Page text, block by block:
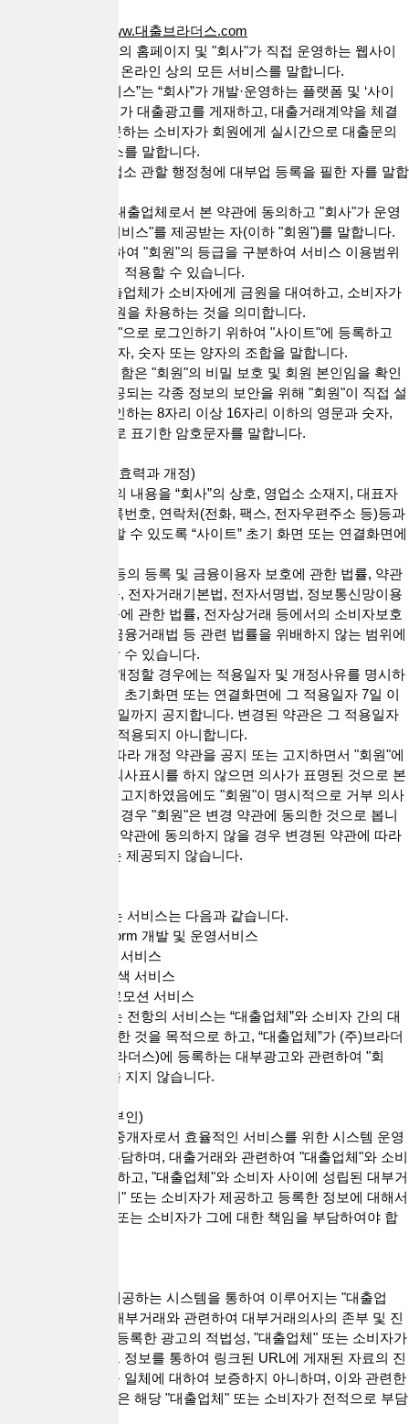
www.대출브라더스.com
2. "서비스"는 "회사"의 홈페이지 및 "회사"가 직접 운영하는 웹사이
트 등에서 제공하는 온라인 상의 모든 서비스를 말합니다.
3. “대출 직거래 서비스”는 “회사”가 개발·운영하는 플랫폼 및 ‘사이
트’를 통해 대출업체가 대출광고를 게재하고, 대출거래계약을 체결
하고자 ‘회사’를 방문하는 소비자가 회원에게 실시간으로 대출문의
를 할 수 있는 서비스를 말합니다.
4. “대출업체”란 영업소 관할 행정청에 대부업 등록을 필한 자를 말합
5. "회원"은 전항의 대출업체로서 본 약관에 동의하고 "회사"가 운영
하는 사이트에서 "서비스"를 제공받는 자(이하 "회원")를 말합니다.
"회사"의 정책에 의하여 "회원"의 등급을 구분하여 서비스 이용범위
나 혜택 등을 다르게 적용할 수 있습니다.
6. “대출거래”란 대출업체가 소비자에게 금원을 대여하고, 소비자가
대출업체로부터 금원을 차용하는 것을 의미합니다.
7. "ID"라 함은 "회원"으로 로그인하기 위하여 "사이트"에 등록하고
회사가 승인하는 문자, 숫자 또는 양자의 조합을 말합니다.
8. "PASSWORD"라 함은 "회원"의 비밀 보호 및 회원 본인임을 확인
하고 "서비스"에 제공되는 각종 정보의 보안을 위해 "회원"이 직접 설
정하며 "회사"가 승인하는 8자리 이상 16자리 이하의 영문과 숫자,
특수문자의 혼합으로 표기한 암호문자를 말합니다.
제3조(약관의 명시, 효력과 개정)
1. “회사”는 이 약관의 내용을 “회사”의 상호, 영업소 소재지, 대표자
의 성명, 사업자 등록번호, 연락처(전화, 팩스, 전자우편주소 등)등과
함께 “회원”이 확인할 수 있도록 “사이트” 초기 화면 또는 연결화면에
2. “회사”는 대부업 등의 등록 및 금융이용자 보호에 관한 법률, 약관
의 규제에 관한 법률, 전자거래기본법, 전자서명법, 정보통신망이용
촉진 및 정보보호 등에 관한 법률, 전자상거래 등에서의 소비자보호
에 관한 법률, 전자금융거래법 등 관련 법률을 위배하지 않는 범위에
서 본 약관을 개정할 수 있습니다.
3. “회사”가 약관을 개정할 경우에는 적용일자 및 개정사유를 명시하
여 현행 약관과 함께 초기화면 또는 연결화면에 그 적용일자 7일 이
전부터 적용일자 전일까지 공지합니다. 변경된 약관은 그 적용일자
이전으로 소급하여 적용되지 아니합니다.
4. "회사"가 전항에 따라 개정 약관을 공지 또는 고지하면서 "회원"에
게 해당 기간 내에 의사표시를 하지 않으면 의사가 표명된 것으로 본
다는 뜻을 명확하게 고지하였음에도 "회원"이 명시적으로 거부 의사
표시를 하지 아니한 경우 "회원"은 변경 약관에 동의한 것으로 봅니
다. "회원"이 변경된 약관에 동의하지 않을 경우 변경된 약관에 따라
제공되는 "서비스"는 제공되지 않습니다.
1. "회사"가 제공하는 서비스는 다음과 같습니다.
1) 대출직거래 Platform 개발 및 운영서비스
① 실시간 대출문의 서비스
② 대출업체 정보검색 서비스
2) 광고 집행 및 프로모션 서비스
2. "회사"가 제공하는 전항의 서비스는 “대출업체”와 소비자 간의 대
출직거래 중개를 위한 것을 목적으로 하고, “대출업체”가 (주)브라더
스네트워크(대출브라더스)에 등록하는 대부광고와 관련하여 "회
사"는 일체의 책임을 지지 않습니다.
제5조(대리행위의 부인)
"회사"는 통신판매 중개자로서 효율적인 서비스를 위한 시스템 운영
및 관리 책임만을 부담하며, 대출거래와 관련하여 "대출업체"와 소비
자를 대리하지 아니하고, "대출업체"와 소비자 사이에 성립된 대부거
래계약 및 "대출업체" 또는 소비자가 제공하고 등록한 정보에 대해서
는 해당 "대출업체" 또는 소비자가 그에 대한 책임을 부담하여야 합
"회사"는 "회사"가 제공하는 시스템을 통하여 이루어지는 "대출업
체"와 소비자 간의 대부거래와 관련하여 대부거래의사의 존부 및 진
정성, "대출업체"가 등록한 광고의 적법성, "대출업체" 또는 소비자가
입력하는 정보 및 그 정보를 통하여 링크된 URL에 게재된 자료의 진
실성 또는 적법성 등 일체에 대하여 보증하지 아니하며, 이와 관련한
일체의 위험과 책임은 해당 "대출업체" 또는 소비자가 전적으로 부담